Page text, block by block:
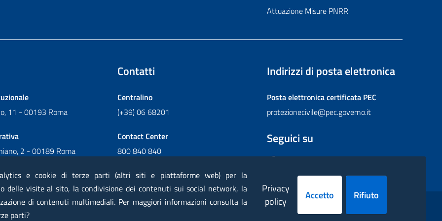
Attuazione Misure PNRR
11 - 00193 Roma
2 - 00189 Roma
Contatti
Centralino
(+39) 06 68201
Contact Center
800 840 840
Indirizzi di posta elettronica
Posta elettronica certificataPEC
protezionecivile@pec.governo.it
Seguici su
FacebookInstagram
TwitterYouTubeFlickr
certificata PEC Dichiarazione di accessibilità
e cookie di terze parti (altri siti e piattaforme web) per la
delle visite al sito, la condivisione dei contenuti sui social network, la
di contenuti multimediali. Per maggiori informazioni consulta la
parti?
Privacy
policy
Accetto Rifiuto